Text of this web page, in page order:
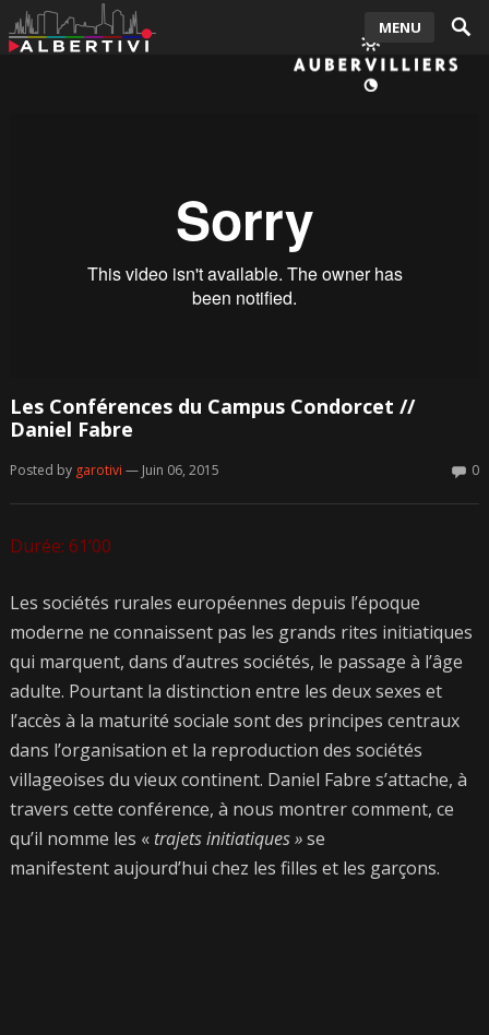
MENU
Les Conférences du Campus Condorcet //
Daniel Fabre
Posted by garotivi — Juin 06, 2015 0
Durée: 61’00
Les sociétés rurales européennes depuis l’époque
moderne ne connaissent pas les grands rites initiatiques
qui marquent, dans d’autres sociétés, le passage à l’âge
adulte. Pourtant la distinction entre les deux sexes et
l’accès à la maturité sociale sont des principes centraux
dans l’organisation et la reproduction des sociétés
villageoises du vieux continent. Daniel Fabre s’attache, à
travers cette conférence, à nous montrer comment, ce
qu’il nomme les « trajets initiatiques »se
manifestent aujourd’hui chez les filles et les garçons.